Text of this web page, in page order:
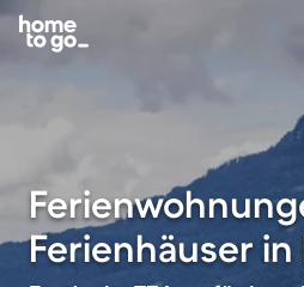
Ferienhäuser in